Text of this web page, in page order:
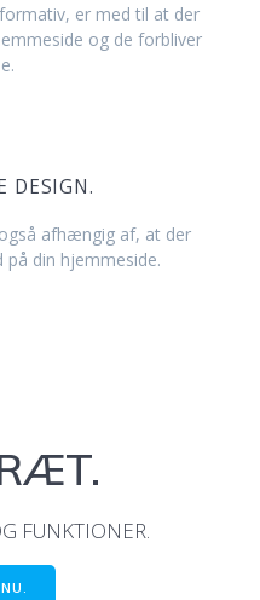
er med til at der
og de forbliver
DESIGN.
afhængig af, at der
på din hjemmeside.
FUNKTIONER.